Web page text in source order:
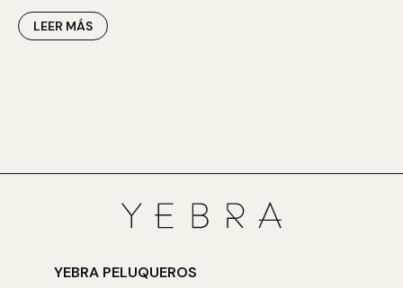
LEER MÁS
YEBRA PELUQUEROS